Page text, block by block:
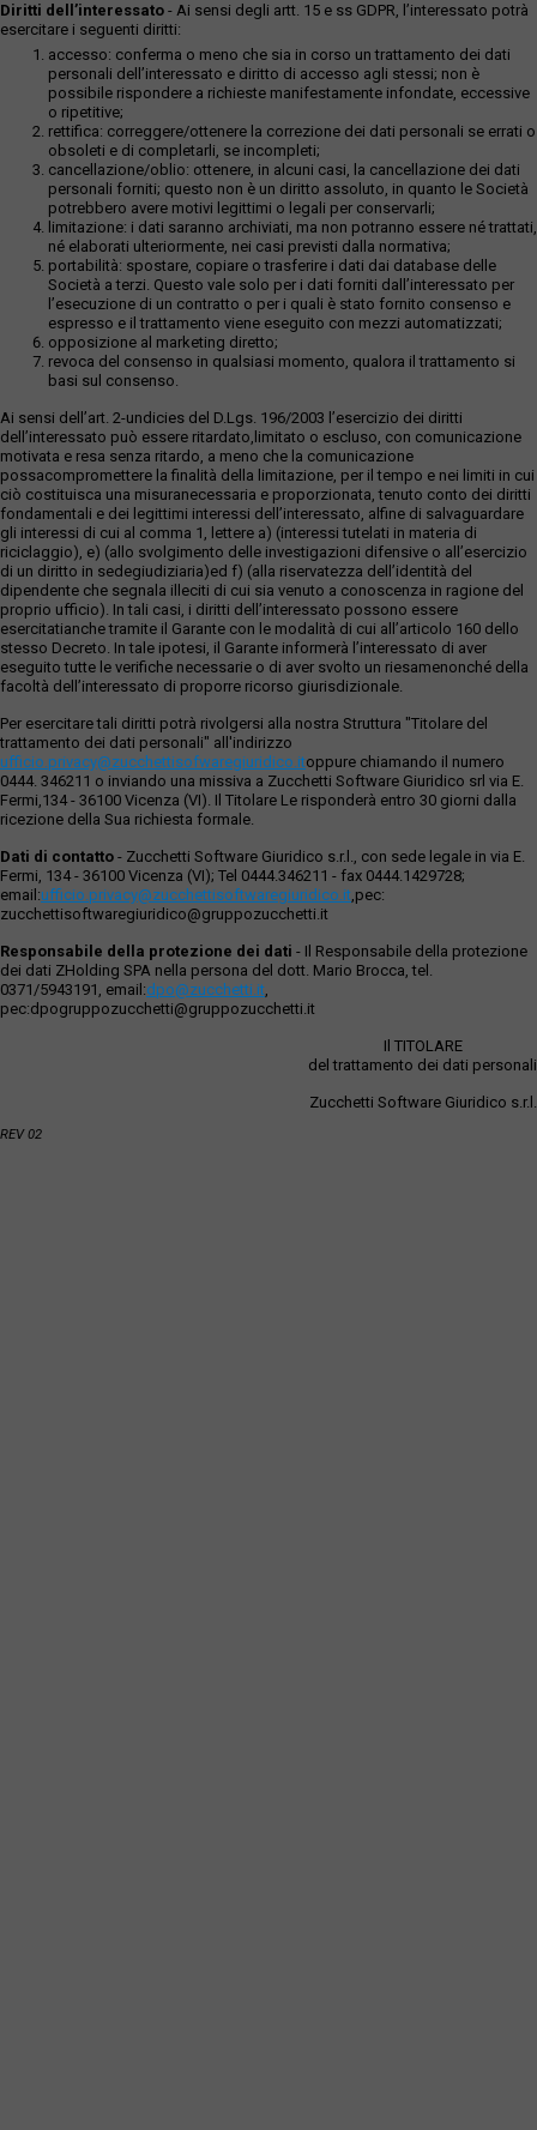
Diritti dell’interessato - Ai sensi degli artt. 15 e ss GDPR, l’interessato potrà
esercitare i seguenti diritti:
accesso: conferma o meno che sia in corso un trattamento dei dati
personali dell’interessato e diritto di accesso agli stessi; non è
possibile rispondere a richieste manifestamente infondate, eccessive
o ripetitive;
rettifica: correggere/ottenere la correzione dei dati personali se errati o
obsoleti e di completarli, se incompleti;
cancellazione/oblio: ottenere, in alcuni casi, la cancellazione dei dati
personali forniti; questo non è un diritto assoluto, in quanto le Società
potrebbero avere motivi legittimi o legali per conservarli;
limitazione: i dati saranno archiviati, ma non potranno essere né trattati,
né elaborati ulteriormente, nei casi previsti dalla normativa;
portabilità: spostare, copiare o trasferire i dati dai database delle
Società a terzi. Questo vale solo per i dati forniti dall’interessato per
l’esecuzione di un contratto o per i quali è stato fornito consenso e
espresso e il trattamento viene eseguito con mezzi automatizzati;
opposizione al marketing diretto;
revoca del consenso in qualsiasi momento, qualora il trattamento si
basi sul consenso.
Ai sensi dell’art. 2-undicies del D.Lgs. 196/2003 l’esercizio dei diritti
dell’interessato può essere ritardato,limitato o escluso, con comunicazione
motivata e resa senza ritardo, a meno che la comunicazione
possacompromettere la finalità della limitazione, per il tempo e nei limiti in cui
ciò costituisca una misuranecessaria e proporzionata, tenuto conto dei diritti
fondamentali e dei legittimi interessi dell’interessato, alfine di salvaguardare
gli interessi di cui al comma 1, lettere a) (interessi tutelati in materia di
riciclaggio), e) (allo svolgimento delle investigazioni difensive o all’esercizio
di un diritto in sedegiudiziaria)ed f) (alla riservatezza dell’identità del
dipendente che segnala illeciti di cui sia venuto a conoscenza in ragione del
proprio ufficio). In tali casi, i diritti dell’interessato possono essere
esercitatianche tramite il Garante con le modalità di cui all’articolo 160 dello
stesso Decreto. In tale ipotesi, il Garante informerà l’interessato di aver
eseguito tutte le verifiche necessarie o di aver svolto un riesamenonché della
facoltà dell’interessato di proporre ricorso giurisdizionale.
Per esercitare tali diritti potrà rivolgersi alla nostra Struttura "Titolare del
trattamento dei dati personali" all'indirizzo
ufficio.privacy@zucchettisofwaregiuridico.itoppure chiamando il numero
0444. 346211 o inviando una missiva a Zucchetti Software Giuridico srl via E.
Fermi,134 - 36100 Vicenza (VI). Il Titolare Le risponderà entro 30 giorni dalla
ricezione della Sua richiesta formale.
Dati di contatto - Zucchetti Software Giuridico s.r.l., con sede legale in via E.
Fermi, 134 - 36100 Vicenza (VI); Tel 0444.346211 - fax 0444.1429728;
email:ufficio.privacy@zucchettisoftwaregiuridico.it,pec:
zucchettisoftwaregiuridico@gruppozucchetti.it
Responsabile della protezione dei dati - Il Responsabile della protezione
dei dati ZHolding SPA nella persona del dott. Mario Brocca, tel.
0371/5943191, email:dpo@zucchetti.it,
pec:dpogruppozucchetti@gruppozucchetti.it
Il TITOLARE
del trattamento dei dati personali
Zucchetti Software Giuridico s.r.l.
REV 02